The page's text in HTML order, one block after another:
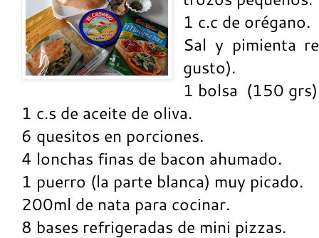
1 c.c de orégano.
Sal y pimienta
gusto).
1 bolsa (150
1 c.s de aceite de oliva.
6 quesitos en porciones.
4 lonchas finas de bacon ahumado.
1 puerro (la parte blanca) muy picado.
200ml de nata para cocinar.
8 bases refrigeradas de mini pizzas.